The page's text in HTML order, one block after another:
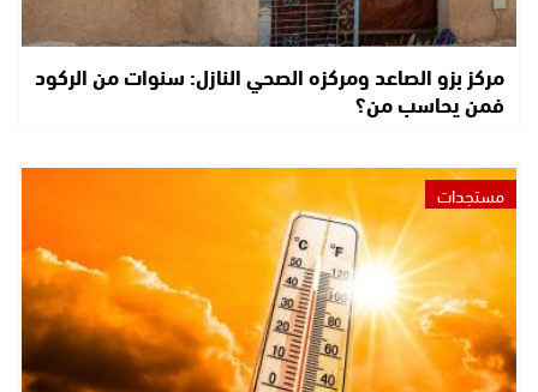
مركز بزو الصاعد ومركزه الصحي النازل: سنوات من الركود
فمن يحاسب من؟
مستجدات